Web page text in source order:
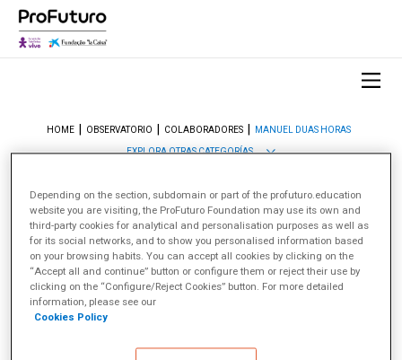
HOME OBSERVATORIO COLABORADORES
MANUEL DUAS HORAS
EXPLORA OTRAS CATEGORÍAS
Manuel Duas Horas
Coordenador regional do ProFuturo em Angola, ele
lidera o trabalho de coordenadores locais em quatro
províncias do país.
Sobre Manuel Duas Horas
Depending on the section, subdomain or part of the profuturo.education
website you are visiting, the ProFuturo Foundation may use its own and
third-party cookies for analytical and personalisation purposes as well as
for its social networks, and to show you personalised information based
on your browsing habits. You can accept all cookies by clicking on the
“Accept all and continue” button or configure them or reject their use by
clicking on the “Configure/Reject Cookies” button. For more detailed
information, please see our
Cookies Policy